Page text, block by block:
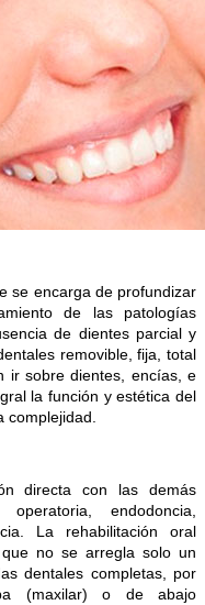
se encarga de profundizar
de las patologías
de dientes parcial y
removible, fija, total
ir sobre dientes, encías, e
la función y estética del
complejidad.
directa con las demás
endodoncia,
La rehabilitación oral
no se arregla solo un
dentales completas, por
(maxilar) o de abajo